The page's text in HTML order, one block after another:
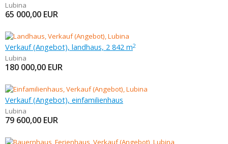
Lubina
65 000,00 EUR
Verkauf (Angebot), landhaus, 2 842 m2
Lubina
180 000,00 EUR
Verkauf (Angebot), einfamilienhaus
Lubina
79 600,00 EUR